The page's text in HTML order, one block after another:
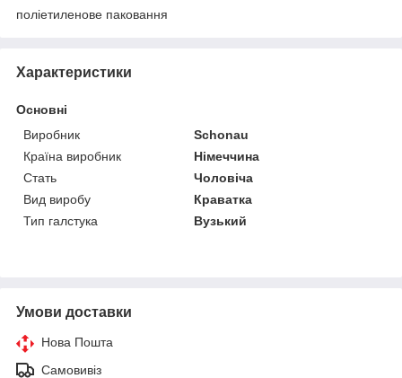
поліетиленове паковання
Характеристики
Основні
Виробник
Schonau
Країна виробник
Німеччина
Стать
Чоловіча
Вид виробу
Краватка
Тип галстука
Вузький
Умови доставки
Нова Пошта
Самовивіз